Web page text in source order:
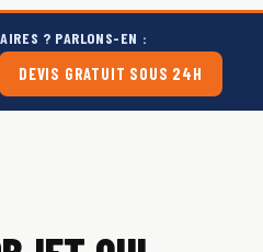
? PARLONS-EN :
DEVIS GRATUIT SOUS 24H